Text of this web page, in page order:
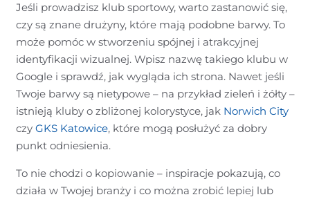
Jeśli prowadzisz klub sportowy, warto zastanowić się,
czy są znane drużyny, które mają podobne barwy. To
może pomóc w stworzeniu spójnej i atrakcyjnej
identyfikacji wizualnej. Wpisz nazwę takiego klubu w
Google i sprawdź, jak wygląda ich strona. Nawet jeśli
Twoje barwy są nietypowe – na przykład zieleń i żółty –
istnieją kluby o zbliżonej kolorystyce, jak Norwich City
czy GKS Katowice, które mogą posłużyć za dobry
punkt odniesienia.
To nie chodzi o kopiowanie – inspiracje pokazują, co
działa w Twojej branży i co można zrobić lepiej lub